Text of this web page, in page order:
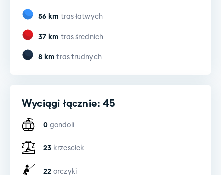
56 km tras łatwych
37 km tras średnich
8 km tras trudnych
Wyciągi łącznie: 45
0 gondoli
23 krzesełek
22 orczyki